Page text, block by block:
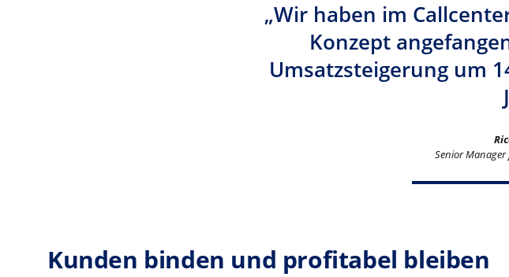
„Wir haben im
Konzept
Umsatzsteigerung um
Senior
Kunden binden und profitabel bleiben